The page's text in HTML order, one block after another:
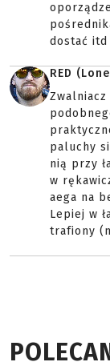
dostać itd
RED
paluchy
nią przy
w
aega na
Lepiej w
trafiony